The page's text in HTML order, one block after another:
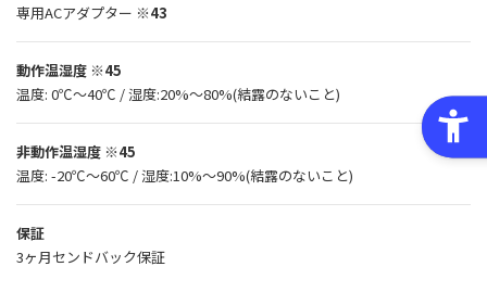
専用ACアダプター ※43
動作温湿度 ※45
温度: 0℃〜40℃ / 湿度:20%〜80%(結露のないこと)
非動作温湿度 ※45
温度: -20℃〜60℃ / 湿度:10%〜90%(結露のないこと)
保証
3ヶ月センドバック保証